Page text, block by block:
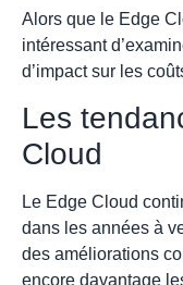
Alors que le Edge
intéressant
d’impact sur les
Les
Cloud
Le Edge Cloud
dans les années à
des améliorations
encore davantage